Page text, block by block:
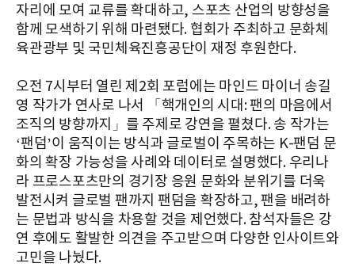
자리에 모여 교류를 확대하고, 스포츠 산업의 방향성을
함께 모색하기 위해 마련됐다. 협회가 주최하고 문화체
육관광부 및 국민체육진흥공단이 재정 후원한다.
오전 7시부터 열린 제2회 포럼에는 마인드 마이너 송길
영 작가가 연사로 나서 「핵개인의 시대: 팬의 마음에서
조직의 방향까지」를 주제로 강연을 펼쳤다. 송 작가는
‘팬덤’이 움직이는 방식과 글로벌이 주목하는 K-팬덤 문
화의 확장 가능성을 사례와 데이터로 설명했다. 우리나
라 프로스포츠만의 경기장 응원 문화와 분위기를 더욱
발전시켜 글로벌 팬까지 팬덤을 확장하고, 팬을 배려하
는 문법과 방식을 차용할 것을 제언했다. 참석자들은 강
연 후에도 활발한 의견을 주고받으며 다양한 인사이트와
고민을 나눴다.